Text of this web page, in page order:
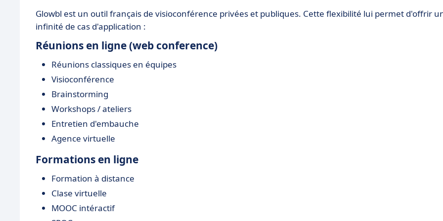
Glowbl est un outil français de visioconférence privées et publiques. Cette flexibilité lui permet d'offrir
infinité de cas d'application :
Réunions en ligne (web conference)
Réunions classiques en équipes
Visioconférence
Brainstorming
Workshops / ateliers
Entretien d'embauche
Agence virtuelle
Formations en ligne
Formation à distance
Clase virtuelle
MOOC intéractif